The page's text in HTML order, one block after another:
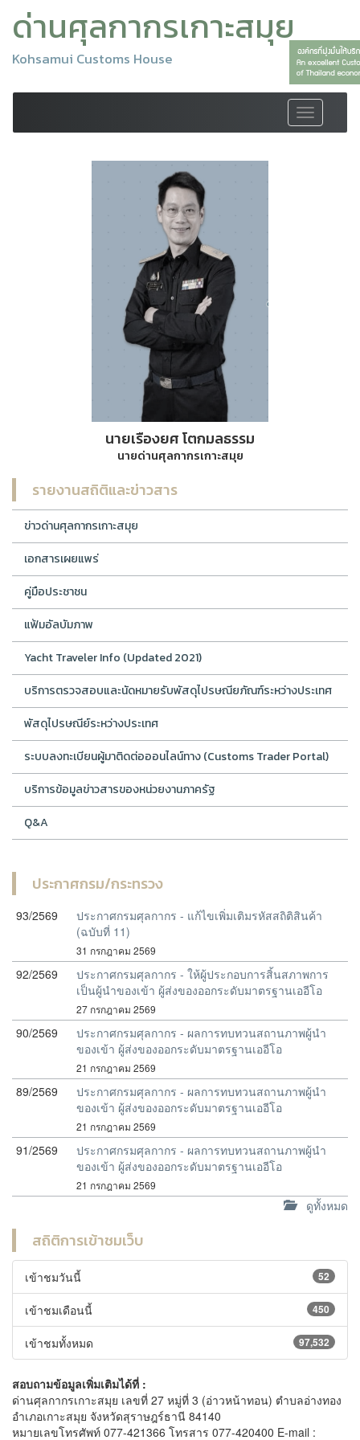
ด่านศุลกากรเกาะสมุย
Kohsamui Customs House
Toggle
navigation
นายเรืองยศ โตกมลธรรม
นายด่านศุลกากรเกาะสมุย
รายงานสถิติและข่าวสาร
ข่าวด่านศุลกากรเกาะสมุย
เอกสารเผยแพร่
คู่มือประชาชน
แฟ้มอัลบัมภาพ
Yacht Traveler Info (Updated 2021)
บริการตรวจสอบและนัดหมายรับพัสดุไปรษณียภัณฑ์ระหว่างประเทศ
พัสดุไปรษณีย์ระหว่างประเทศ
ระบบลงทะเบียนผู้มาติดต่อออนไลน์ทาง (Customs Trader Portal)
บริการข้อมูลข่าวสารของหน่วยงานภาครัฐ
Q&A
ประกาศกรม/กระทรวง
93/2569
ประกาศกรมศุลกากร - แก้ไขเพิ่มเติมรหัสสถิติสินค้า
(ฉบับที่ 11)
31 กรกฎาคม 2569
92/2569
ประกาศกรมศุลกากร - ให้ผู้ประกอบการสิ้นสภาพการ
เป็นผู้นำของเข้า ผู้ส่งของออกระดับมาตรฐานเออีโอ
27 กรกฎาคม 2569
90/2569
ประกาศกรมศุลกากร - ผลการทบทวนสถานภาพผู้นำ
ของเข้า ผู้ส่งของออกระดับมาตรฐานเออีโอ
21 กรกฎาคม 2569
89/2569
ประกาศกรมศุลกากร - ผลการทบทวนสถานภาพผู้นำ
ของเข้า ผู้ส่งของออกระดับมาตรฐานเออีโอ
21 กรกฎาคม 2569
91/2569
ประกาศกรมศุลกากร - ผลการทบทวนสถานภาพผู้นำ
ของเข้า ผู้ส่งของออกระดับมาตรฐานเออีโอ
21 กรกฎาคม 2569
ดูทั้งหมด
สถิติการเข้าชมเว็บ
52
เข้าชมวันนี้
450
เข้าชมเดือนนี้
97,532
เข้าชมทั้งหมด
สอบถามข้อมูลเพิ่มเติมได้ที่ :
ด่านศุลกากรเกาะสมุย เลขที่ 27 หมู่ที่ 3 (อ่าวหน้าทอน) ตำบลอ่างทอง
อำเภอเกาะสมุย จังหวัดสุราษฎร์ธานี 84140
หมายเลขโทรศัพท์ 077-421366 โทรสาร 077-420400 E-mail :